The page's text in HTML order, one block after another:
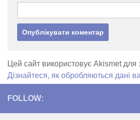
Цей сайт використовує Akismet
Дізнайтеся, як обробляються дані
FOLLOW: